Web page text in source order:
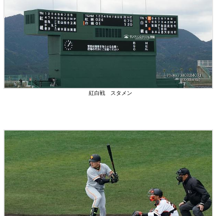
紅白戦 スタメン